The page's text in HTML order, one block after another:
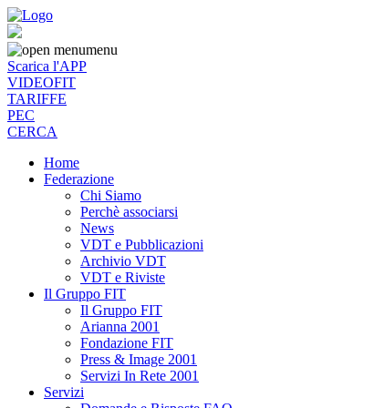
menu
Scarica l'APP
VIDEOFIT
TARIFFE
PEC
CERCA
Home
Federazione
Chi Siamo
Perchè associarsi
News
VDT e Pubblicazioni
Archivio VDT
VDT e Riviste
Il Gruppo FIT
Il Gruppo FIT
Arianna 2001
Fondazione FIT
Press & Image 2001
Servizi In Rete 2001
Servizi